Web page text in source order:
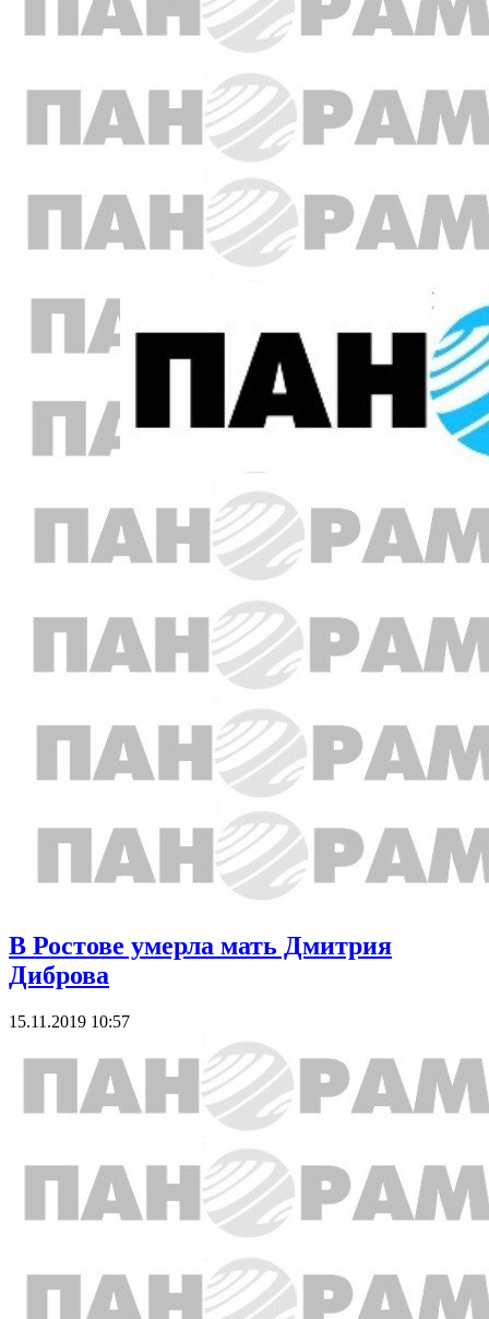
В Ростове умерла мать Дмитрия
Диброва
15.11.2019 10:57